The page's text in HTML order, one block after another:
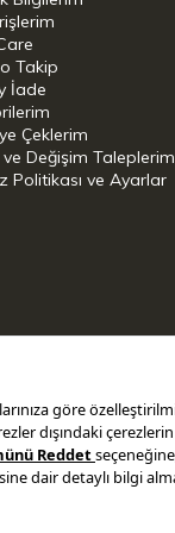
Takip
İade
Çeklerim
Değişim Taleplerim
Politikası ve Ayarlar